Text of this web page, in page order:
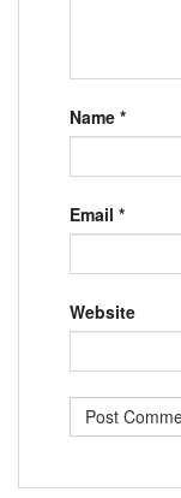
Name *
Email *
Website